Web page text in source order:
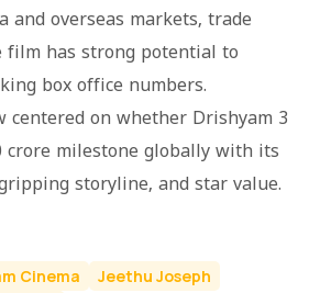
and overseas markets, trade
film has strong potential to
box office numbers.
centered on whether Drishyam 3
crore milestone globally with its
storyline, and star value.
Cinema
Jeethu Joseph